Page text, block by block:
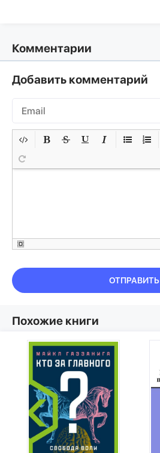
Комментарии
Добавить комментарий
ОТПРАВИТЬ
Похожие книги